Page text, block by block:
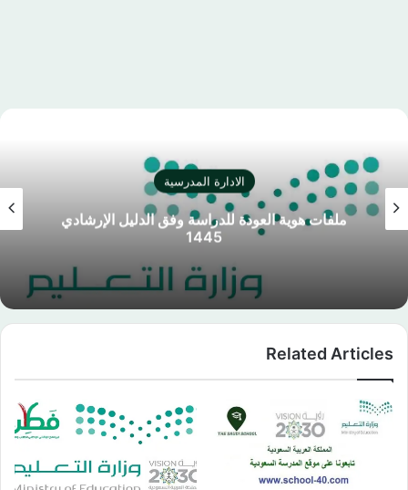
الادارة المدرسية
ملفات هوية العودة للدراسة وفق الدليل الإرشادي
1445
Related Articles